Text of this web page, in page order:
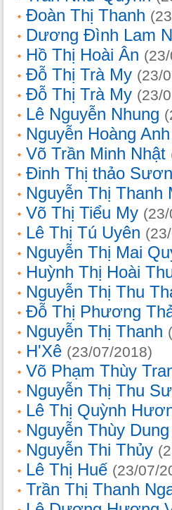
Đoàn Thị Thanh
Dương Đình Lam
Hồ Thị Hoài Ân
Đỗ Thị Trà My (23/
Đỗ Thị Trà My (23/
Lê Nguyễn Nhung
Nguyễn Hoàng Anh
Võ Trần Minh Nhật
Đinh Thị thảo
Nguyễn Thị Thanh
Võ Thị Tiểu My
Lê Thị Tú Uyên
Nguyễn Thị Mai
Huỳnh Thị Hoài
Nguyễn Thị Thu
Đỗ Thị Phương
Nguyễn Thị Thanh
H'Xê (23/07/2018)
Võ Phạm Thùy
Nguyễn Thị Thu
Lê Thị Quỳnh
Nguyễn Thùy Dung
Nguyễn Thi Thủy
Lê Thị Huế (23/07/
Trần Thị Thanh